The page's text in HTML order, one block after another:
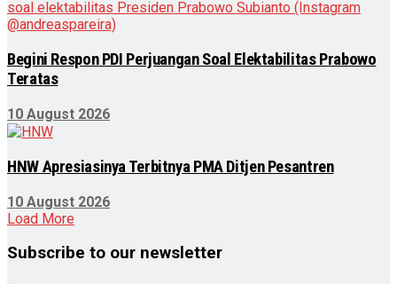
Begini Respon PDI Perjuangan Soal Elektabilitas Prabowo
Teratas
10 August 2026
HNW Apresiasinya Terbitnya PMA Ditjen Pesantren
10 August 2026
Load More
Subscribe to our newsletter